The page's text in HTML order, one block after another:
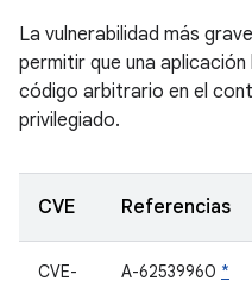
La vulnerabilidad más
permitir que una
código arbitrario en el
privilegiado.
CVE Referencias
CVE-
A-62539960 *